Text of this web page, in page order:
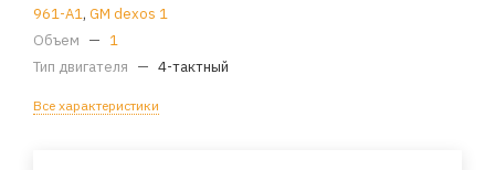
961-A1, GM dexos 1
Объем — 1
Тип двигателя — 4-тактный
Все характеристики